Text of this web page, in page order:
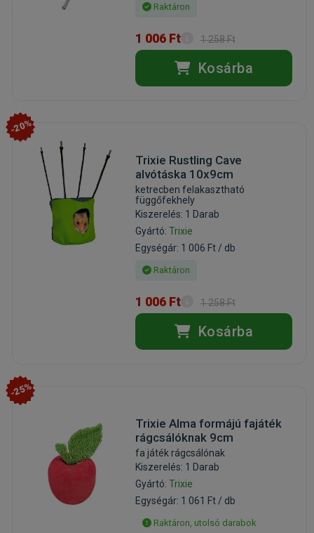
Raktáron
1 006 Ft 1 258 Ft
Kosárba
-20%
Trixie Rustling Cave
alvótáska 10x9cm
ketrecben felakasztható
függőfekhely
Kiszerelés: 1 Darab
Gyártó: Trixie
Egységár: 1 006 Ft / db
Raktáron
1 006 Ft 1 258 Ft
Kosárba
-25%
Trixie Alma formájú fajáték
rágcsálóknak 9cm
fa játék rágcsálónak
Kiszerelés: 1 Darab
Gyártó: Trixie
Egységár: 1 061 Ft / db
Raktáron, utolsó darabok